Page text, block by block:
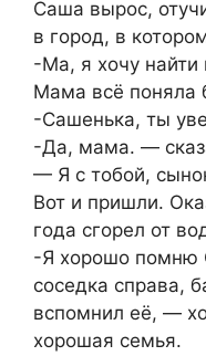
Саша вырос,
в город, в
-Ма, я хочу найти
Мама всё поняла
-Сашенька, ты
-Да, мама. —
— Я с тобой,
Вот и пришли.
года сгорел от
-Я хорошо помню
соседка справа,
вспомнил её, —
хорошая семья.